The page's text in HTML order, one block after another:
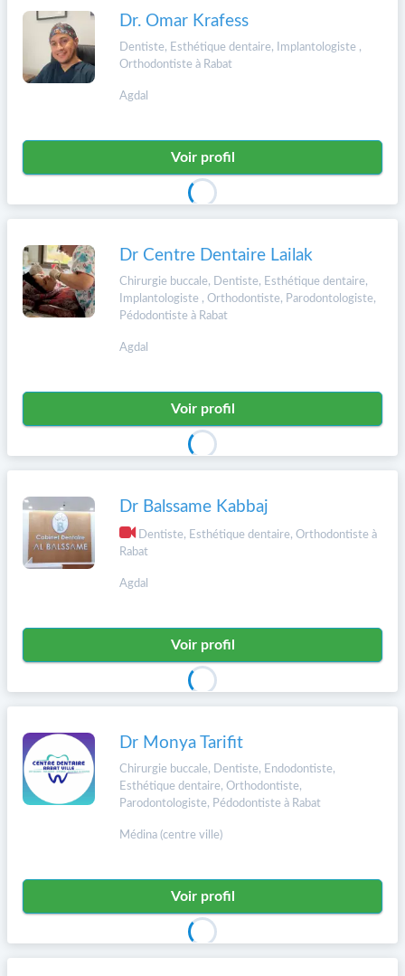
Dr. Omar Krafess
Dentiste, Esthétique dentaire, Implantologiste ,
Orthodontiste à Rabat
Agdal
Voir profil
Dr Centre Dentaire Lailak
Chirurgie buccale, Dentiste, Esthétique dentaire,
Implantologiste , Orthodontiste, Parodontologiste,
Pédodontiste à Rabat
Agdal
Voir profil
Dr Balssame Kabbaj
Dentiste, Esthétique dentaire, Orthodontiste à
Rabat
Agdal
Voir profil
Dr Monya Tarifit
Chirurgie buccale, Dentiste, Endodontiste,
Esthétique dentaire, Orthodontiste,
Parodontologiste, Pédodontiste à Rabat
Médina (centre ville)
Voir profil